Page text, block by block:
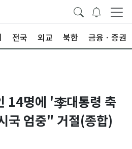
전국 외교 북한 금융ㆍ증권
14명에 '李대통령 축
엄중" 거절(종합)